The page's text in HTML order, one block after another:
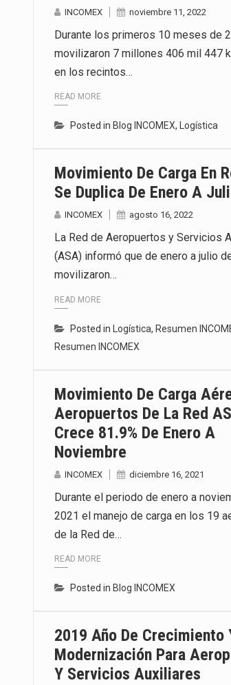
El mercado
La Cámara
INCOMEX noviembre 11, 2022
Durante los primeros 10 meses de
movilizaron 7 millones 406 mil 447
en los recintos…
READ MORE
Posted in Blog INCOMEX, Logística
Movimiento De Carga En
Se Duplica De Enero A
INCOMEX agosto 16, 2022
La Red de Aeropuertos y Servicios
(ASA) informó que de enero a julio
movilizaron…
READ MORE
Posted in Logística, Resumen
Resumen INCOMEX
Movimiento De Carga
Aeropuertos De La Red
Crece 81.9% De Enero A
Noviembre
INCOMEX diciembre 16, 2021
Durante el periodo de enero a
2021 el manejo de carga en los 19
de la Red de…
READ MORE
Posted in Blog INCOMEX
2019 Año De Crecimiento
Modernización Para
Y Servicios Auxiliares